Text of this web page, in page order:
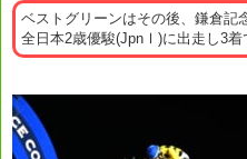
ベストグリーンはその後、鎌倉記
全日本2歳優駿(JpnⅠ)に出走し3着